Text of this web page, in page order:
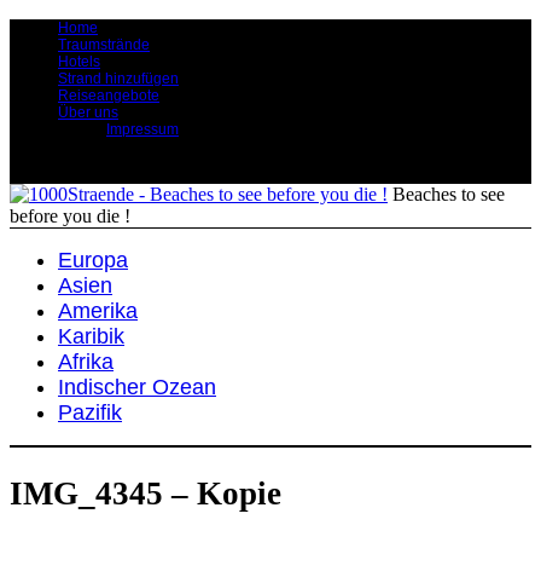
Home
Traumstrände
Hotels
Strand hinzufügen
Reiseangebote
Über uns
Impressum
Beaches to see
before you die !
Europa
Asien
Amerika
Karibik
Afrika
Indischer Ozean
Pazifik
IMG_4345 – Kopie